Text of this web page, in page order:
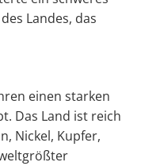
Landes, das
einen starken
Das Land ist reich
Nickel, Kupfer,